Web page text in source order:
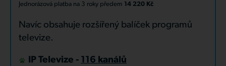
Jednorázová platba na 3 roky předem 14 220 Kč
Navíc obsahuje rozšířený balíček programů
televize.
IP Televize - 116 kanálů